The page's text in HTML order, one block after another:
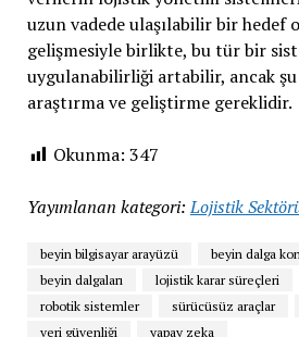
uzun vadede ulaşılabilir bir hedef
gelişmesiyle birlikte, bu tür bir
uygulanabilirliği artabilir, ancak şu
araştırma ve geliştirme gereklidir.
Okunma: 347
Yayımlanan kategori: Lojistik
beyin bilgisayar arayüzü
beyin dalga
beyin dalgaları
lojistik karar süreçleri
robotik sistemler
sürücüsüz araçlar
veri güvenliği
yapay zeka